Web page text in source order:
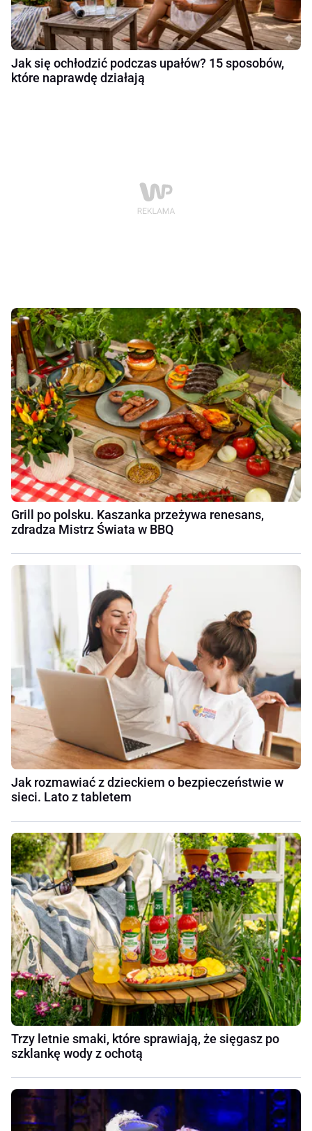
Jak się ochłodzić podczas upałów? 15 sposobów,
które naprawdę działają
Grill po polsku. Kaszanka przeżywa renesans,
zdradza Mistrz Świata w BBQ
Jak rozmawiać z dzieckiem o bezpieczeństwie w
sieci. Lato z tabletem
Trzy letnie smaki, które sprawiają, że sięgasz po
szklankę wody z ochotą